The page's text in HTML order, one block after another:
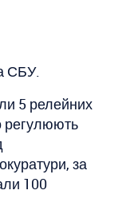
СБУ.
5 релейних
регулюють
за
100